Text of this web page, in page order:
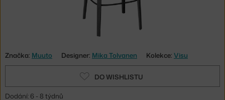
Značka: Muuto Designer: Mika Tolvanen Kolekce: Visu
DO WISHLISTU
Dodání: 6 - 8 týdnů